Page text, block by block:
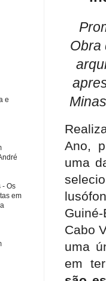
Obra
Ano,
uma
Cabo
uma
em
e
- Os
em